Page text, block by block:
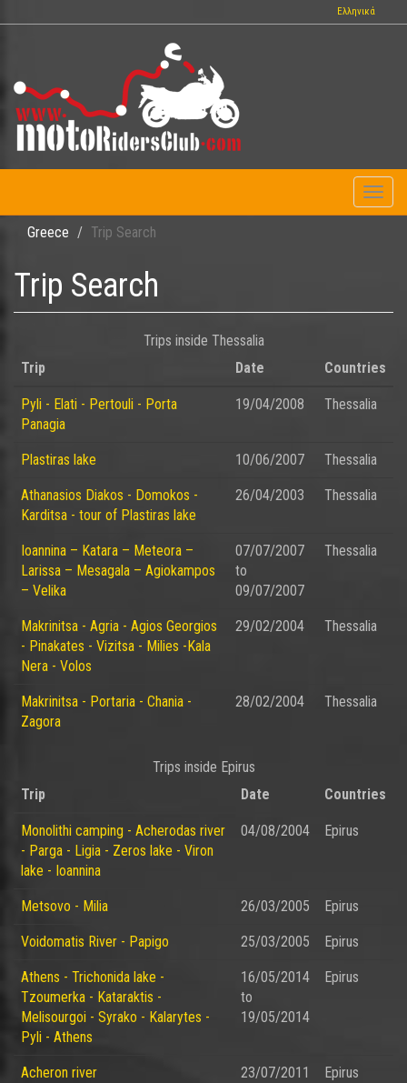
to
Ελληνικά
Greece
Trip Search
Trip Search
Trips inside Thessalia
Trip
Date Countries
Pyli - Elati - Pertouli - Porta
Panagia
19/04/2008 Thessalia
Plastiras lake 10/06/2007 Thessalia
Athanasios Diakos - Domokos -
Karditsa - tour of Plastiras lake
26/04/2003 Thessalia
Ioannina – Katara – Meteora –
Larissa – Mesagala – Agiokampos
– Velika
07/07/2007
to
09/07/2007
Thessalia
Makrinitsa - Agria - Agios Georgios
- Pinakates - Vizitsa - Milies -Kala
Nera - Volos
29/02/2004 Thessalia
Makrinitsa - Portaria - Chania -
Zagora
28/02/2004 Thessalia
Trips inside Epirus
Trip
Date Countries
Monolithi camping - Acherodas river
- Parga - Ligia - Zeros lake - Viron
lake - Ioannina
04/08/2004 Epirus
Metsovo - Milia 26/03/2005 Epirus
Voidomatis River - Papigo 25/03/2005 Epirus
Athens - Trichonida lake -
Tzoumerka - Kataraktis -
Melisourgoi - Syrako - Kalarytes -
Pyli - Athens
16/05/2014
to
19/05/2014
Epirus
Acheron river 23/07/2011 Epirus